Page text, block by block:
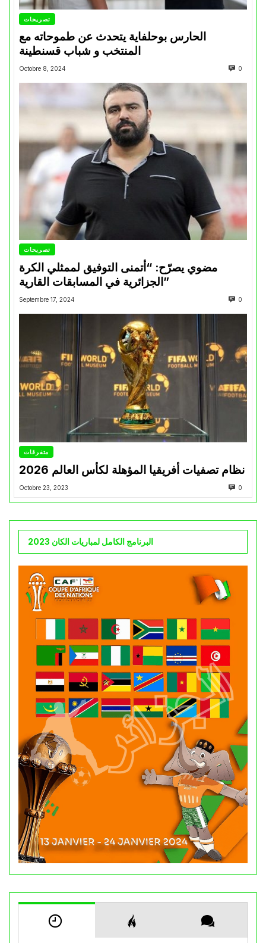
تصريحات
الحارس بوحلفاية يتحدث عن طموحاته مع
المنتخب و شباب قسنطينة
Octobre 8, 2024 0
تصريحات
مضوي يصرّح: “أتمنى التوفيق لممثلي الكرة
الجزائرية في المسابقات القارية”
Septembre 17, 2024 0
متفرقات
نظام تصفيات أفريقيا المؤهلة لكأس العالم 2026
Octobre 23, 2023 0
البرنامج الكامل لمباريات الكان 2023